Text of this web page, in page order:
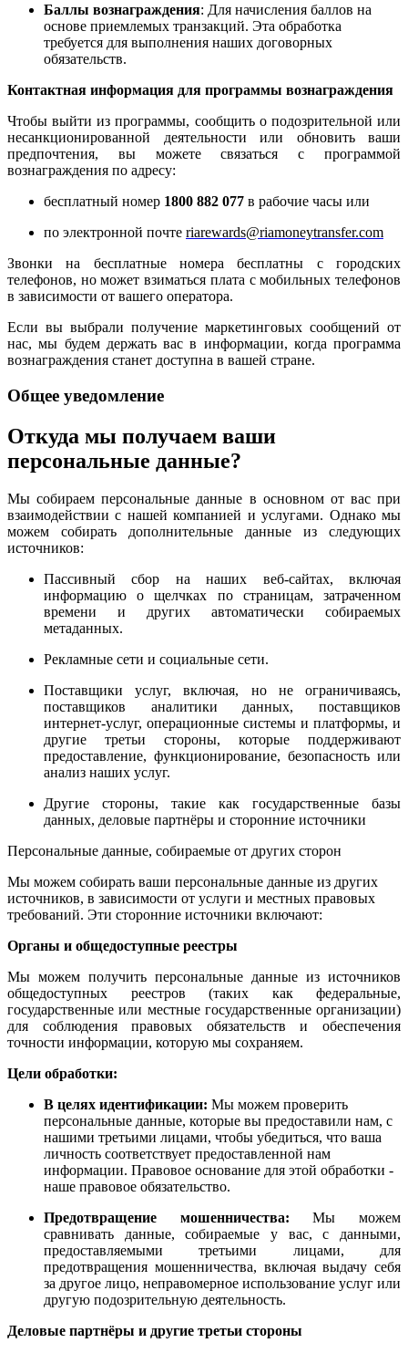
Баллы вознаграждения: Для начисления баллов на
основе приемлемых транзакций. Эта обработка
требуется для выполнения наших договорных
обязательств.
Контактная информация для программы вознаграждения
Чтобы выйти из программы, сообщить о подозрительной или
несанкционированной деятельности или обновить ваши
предпочтения, вы можете связаться с программой
вознаграждения по адресу:
бесплатный номер 1800 882 077 в рабочие часы или
по электронной почте riarewards@riamoneytransfer.com
Звонки на бесплатные номера бесплатны с городских
телефонов, но может взиматься плата с мобильных телефонов
в зависимости от вашего оператора.
Если вы выбрали получение маркетинговых сообщений от
нас, мы будем держать вас в информации, когда программа
вознаграждения станет доступна в вашей стране.
Общее уведомление
Откуда мы получаем ваши
персональные данные?
Мы собираем персональные данные в основном от вас при
взаимодействии с нашей компанией и услугами. Однако мы
можем собирать дополнительные данные из следующих
источников:
Пассивный сбор на наших веб-сайтах, включая
информацию о щелчках по страницам, затраченном
времени и других автоматически собираемых
метаданных.
Рекламные сети и социальные сети.
Поставщики услуг, включая, но не ограничиваясь,
поставщиков аналитики данных, поставщиков
интернет-услуг, операционные системы и платформы, и
другие третьи стороны, которые поддерживают
предоставление, функционирование, безопасность или
анализ наших услуг.
Другие стороны, такие как государственные базы
данных, деловые партнёры и сторонние источники
Персональные данные, собираемые от других сторон
Мы можем собирать ваши персональные данные из других
источников, в зависимости от услуги и местных правовых
требований. Эти сторонние источники включают:
Органы и общедоступные реестры
Мы можем получить персональные данные из источников
общедоступных реестров (таких как федеральные,
государственные или местные государственные организации)
для соблюдения правовых обязательств и обеспечения
точности информации, которую мы сохраняем.
Цели обработки:
В целях идентификации: Мы можем проверить
персональные данные, которые вы предоставили нам, с
нашими третьими лицами, чтобы убедиться, что ваша
личность соответствует предоставленной нам
информации. Правовое основание для этой обработки -
наше правовое обязательство.
Предотвращение мошенничества: Мы можем
сравнивать данные, собираемые у вас, с данными,
предоставляемыми третьими лицами, для
предотвращения мошенничества, включая выдачу себя
за другое лицо, неправомерное использование услуг или
другую подозрительную деятельность.
Деловые партнёры и другие третьи стороны